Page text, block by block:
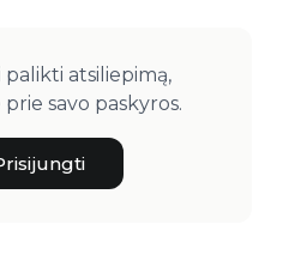
atsiliepimą,
savo paskyros.